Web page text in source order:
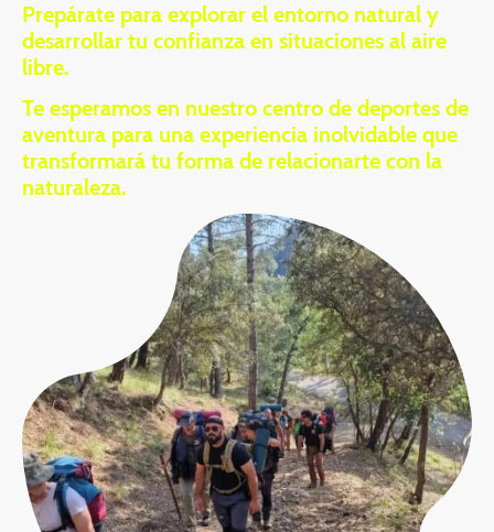
Prepárate para explorar el entorno natural y
desarrollar tu confianza en situaciones al aire
libre.
Te esperamos en nuestro centro de deportes de
aventura para una experiencia inolvidable que
transformará tu forma de relacionarte con la
naturaleza.